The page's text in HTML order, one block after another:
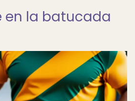
en la batucada